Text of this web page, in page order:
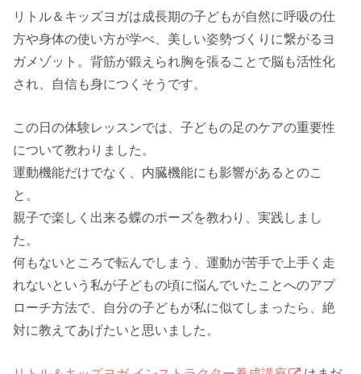
リトル＆キッズヨガは成長期の子どもが自然に呼吸の仕
方や身体の使い方が学べ、美しい姿勢づくりに繋がるヨ
ガメゾット。背筋が鍛えられ胸を張ることで脳も活性化
され、自信も身につくそうです。
この日の体験レッスンでは、子どもの足のケアの重要性
について教わりました。
運動機能だけでなく、内臓機能にも影響があるとのこ
と。
親子で楽しく出来る蝶のポーズを教わり、実践しまし
た。
何もないところで転んでしまう、運動が苦手で上手く走
れないという私が子どもの頃に悩んでいたことへのアプ
ローチ方法で、自分の子どもが私に似てしまったら、絶
対に教えてあげたいと思いました。